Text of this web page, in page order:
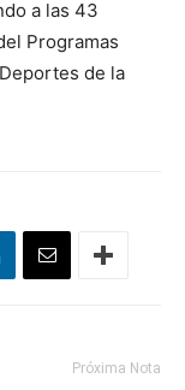
a las 43
Programas
de la
Próxima Nota